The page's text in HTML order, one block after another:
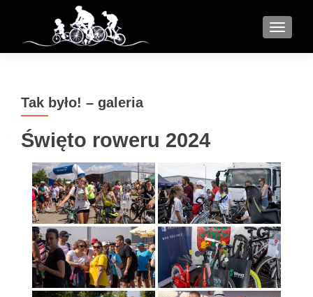
MENU
Tak było! – galeria
Święto roweru 2024